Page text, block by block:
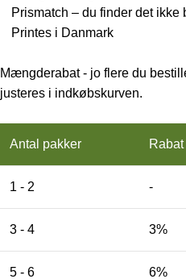
Prismatch – du finder det ikke
Printes i Danmark
Mængderabat - jo flere du
justeres i indkøbskurven.
Antal pakker
1 - 2 -
3 - 4 3%
5 - 6 6%